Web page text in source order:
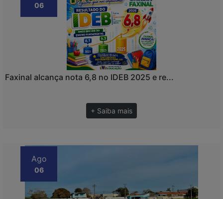
06
Faxinal alcança nota 6,8 no IDEB 2025 e re...
+ Saiba mais
Ago
06